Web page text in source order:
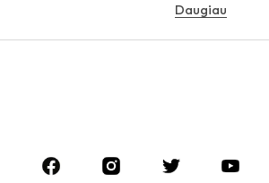
Apatiniai
Sijonai
Palaidinės
Aksesuarai
Premium
Daugiau